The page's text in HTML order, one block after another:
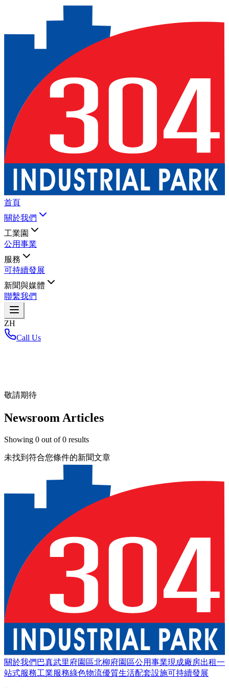
首頁
關於我們
工業園
公用事業
服務
可持續發展
新聞與媒體
聯繫我們
ZH
Call Us
敬請期待
Newsroom Articles
Showing 0 out of0 results
未找到符合您條件的新聞文章
關於我們 巴真武里府園區北柳府園區公用事業現成廠房出租一
站式服務工業服務綠色物流優質生活配套設施可持續發展